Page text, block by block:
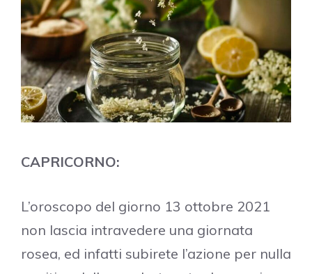
CAPRICORNO:
L’oroscopo del giorno 13 ottobre 2021
non lascia intravedere una giornata
rosea, ed infatti subirete l’azione per nulla